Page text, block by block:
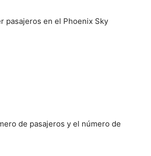
pasajeros en el Phoenix Sky
de pasajeros y el número de